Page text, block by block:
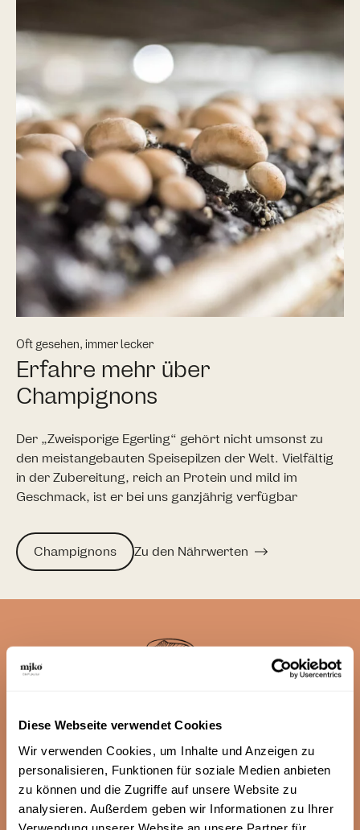
Diese Webseite verwendet Cookies
Wir verwenden Cookies, um Inhalte und Anzeigen zu
personalisieren, Funktionen für soziale Medien anbieten
zu können und die Zugriffe auf unsere Website zu
analysieren. Außerdem geben wir Informationen zu Ihrer
Oft gesehen, immer lecker
Erfahre mehr über
Champignons
Der „Zweisporige Egerling“ gehört nicht umsonst zu
den meistangebauten Speisepilzen der Welt. Vielfältig
in der Zubereitung, reich an Protein und mild im
Geschmack, ist er bei uns ganzjährig verfügbar
Champignons Zu den Nährwerten
FAQ